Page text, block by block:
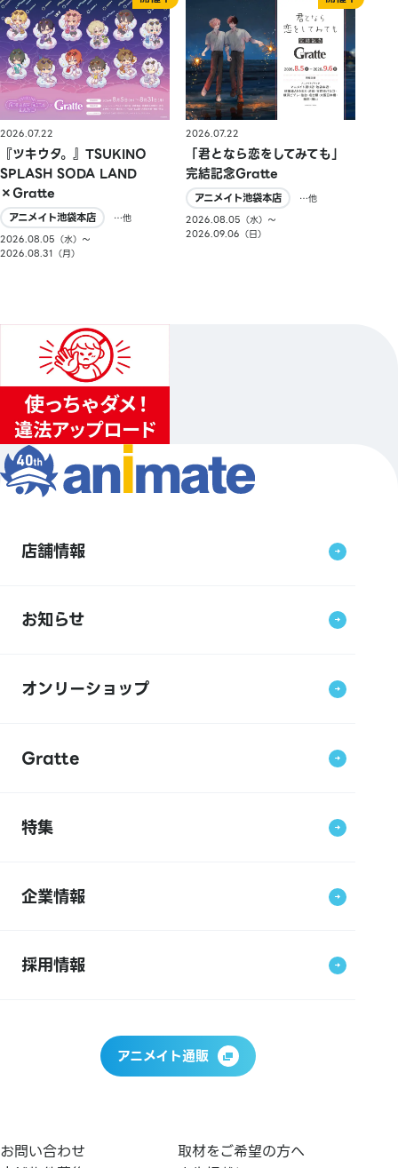
2026.07.22
『ツキウタ。』TSUKINO
SPLASH SODA LAND
×Gratte
アニメイト池袋本店
…他
2026.08.05（水）〜
2026.08.31（月）
2026.07.22
「君となら恋をしてみても」
完結記念Gratte
アニメイト池袋本店
…他
2026.08.05（水）〜
2026.09.06（日）
店舗情報
お知らせ
オンリーショップ
Gratte
特集
企業情報
採用情報
アニメイト通販
お問い合わせ
取材をご希望の方へ